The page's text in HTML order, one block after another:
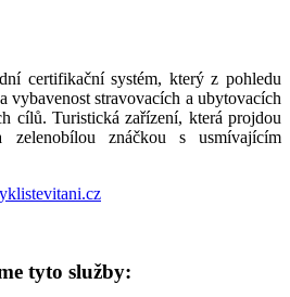
certifikační systém, který z pohledu
vybavenost stravovacích a ubytovacích
cílů. Turistická zařízení, která projdou
zelenobílou znáčkou s usmívajícím
tyto služby: